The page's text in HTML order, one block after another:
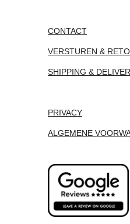
CONTACT
VERSTUREN &
SHIPPING &
PRIVACY
ALGEMENE